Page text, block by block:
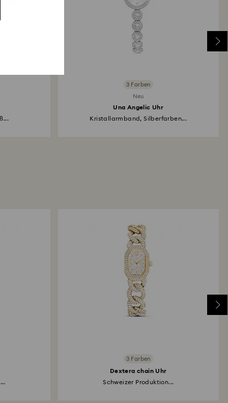
3 Farben
Neu
Una Angelic Uhr
Kristallarmband, Silberfarben...
3 Farben
Dextera chain Uhr
Schweizer Produktion...